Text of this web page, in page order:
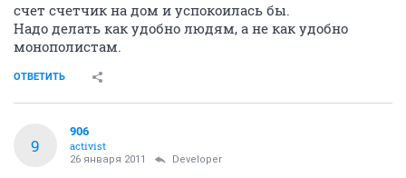
счет счетчик на дом и успокоилась бы.
Надо делать как удобно людям, а не как удобно
монополистам.
ОТВЕТИТЬ
9
906
activist
26 января 2011 Developer